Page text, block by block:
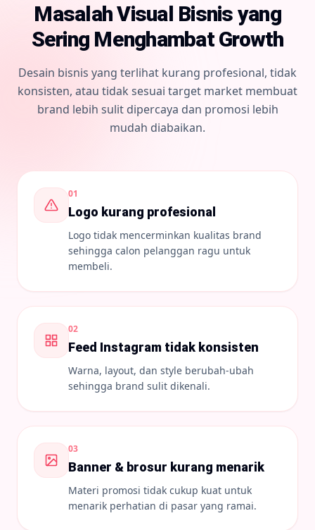
Masalah Visual Bisnis yang
Sering Menghambat Growth
Desain bisnis yang terlihat kurang profesional, tidak
konsisten, atau tidak sesuai target market membuat
brand lebih sulit dipercaya dan promosi lebih
mudah diabaikan.
01
Logo kurang profesional
Logo tidak mencerminkan kualitas brand
sehingga calon pelanggan ragu untuk
membeli.
02
Feed Instagram tidak konsisten
Warna, layout, dan style berubah-ubah
sehingga brand sulit dikenali.
03
Banner & brosur kurang menarik
Materi promosi tidak cukup kuat untuk
menarik perhatian di pasar yang ramai.